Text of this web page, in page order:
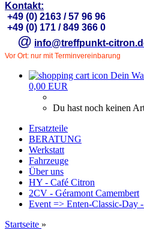
Kontakt:
+49 (0) 2163 / 57 96 96
+49 (0) 171 / 849 366 0
@ info@treffpunkt-
Vor Ort: nur mit Terminvereinbarung
Dein
0,00 EUR
Du hast noch keinen
Ersatzteile
BERATUNG
Werkstatt
Fahrzeuge
Über uns
HY - Café Citron
2CV - Géramont Camembert
Event => Enten-Classic-Day
Startseite »